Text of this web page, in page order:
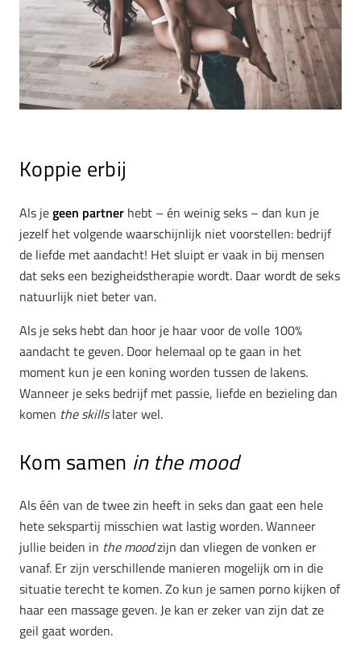
Koppie erbij
Als jegeen partner hebt – én weinig seks – dan kun je
jezelf het volgende waarschijnlijk niet voorstellen: bedrijf
de liefde met aandacht! Het sluipt er vaak in bij mensen
dat seks een bezigheidstherapie wordt. Daar wordt de seks
natuurlijk niet beter van.
Als je seks hebt dan hoor je haar voor de volle 100%
aandacht te geven. Door helemaal op te gaan in het
moment kun je een koning worden tussen de lakens.
Wanneer je seks bedrijf met passie, liefde en bezieling dan
komen the skillslater wel.
Kom samen in the mood
Als één van de twee zin heeft in seks dan gaat een hele
hete sekspartij misschien wat lastig worden. Wanneer
jullie beiden in the moodzijn dan vliegen de vonken er
vanaf. Er zijn verschillende manieren mogelijk om in die
situatie terecht te komen. Zo kun je samen porno kijken of
haar een massage geven. Je kan er zeker van zijn dat ze
geil gaat worden.